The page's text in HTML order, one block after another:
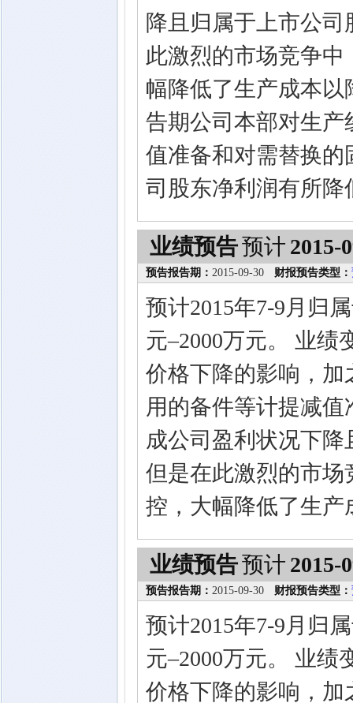
降且归属于上市公
此激烈的市场竞争
幅降低了生产成本
告期公司本部对生
值准备和对需替换
司股东净利润有所降
业绩预告预计 2015-
预告报告期： 2015-09-30 财报预告类型：
预计2015年7-9月归
元–2000万元。 业
价格下降的影响，
用的备件等计提减
成公司盈利状况下
但是在此激烈的市
控，大幅降低了生
业绩预告预计 2015-
预告报告期： 2015-09-30 财报预告类型：
预计2015年7-9月归
元–2000万元。 业
价格下降的影响，